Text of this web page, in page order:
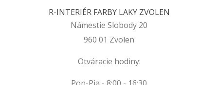
R-INTERIÉR FARBY LAKY ZVOLEN
Námestie Slobody 20
960 01 Zvolen
Otváracie hodiny: